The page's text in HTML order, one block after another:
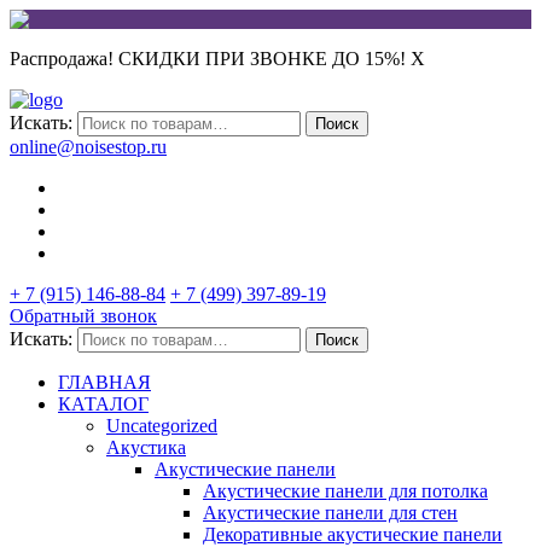
Распродажа! СКИДКИ ПРИ ЗВОНКЕ ДО 15%! X
Искать: Поиск
online@noisestop.ru
+ 7 (915) 146-88-84 + 7 (499) 397-89-19
Обратный звонок
Искать:
Поиск
ГЛАВНАЯ
КАТАЛОГ
Uncategorized
Акустика
Акустические панели
Акустические панели для потолка
Акустические панели для стен
Декоративные акустические панели